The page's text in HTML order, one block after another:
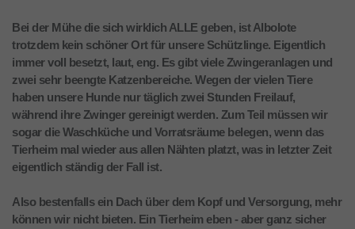
Bei der Mühe die sich wirklich ALLE geben, ist Albolote
trotzdem kein schöner Ort für unsere Schützlinge. Eigentlich
immer voll besetzt, laut, eng. Es gibt viele Zwingeranlagen und
zwei sehr beengte Katzenbereiche. Wegen der vielen Tiere
haben unsere Hunde nur täglich zwei Stunden Freilauf,
während ihre Zwinger gereinigt werden. Zum Teil müssen wir
sogar die Waschküche und Vorratsräume belegen, wenn das
Tierheim mal wieder aus allen Nähten platzt, was in letzter Zeit
eigentlich ständig der Fall ist.
Also bestenfalls ein Dach über dem Kopf und Versorgung, mehr
können wir nicht bieten. Ein Tierheim eben - aber ganz sicher